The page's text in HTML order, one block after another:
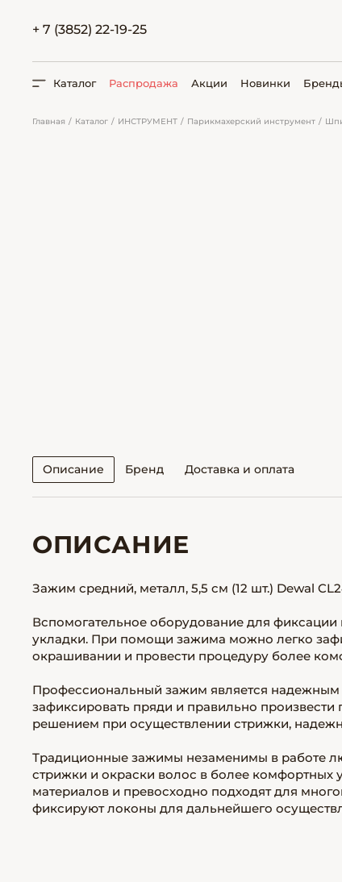
+ 7 (3852) 22-19-25
Каталог Распродажа Акции Новинки
Главная Каталог ИНСТРУМЕНТ Парикмахерский инструмент
Описание Бренд Доставка и оплата
ОПИСАНИЕ
Зажим средний, металл, 5,5 см (12 шт.) Dewal
Вспомогательное оборудование для
укладки. При помощи зажима можно легко
окрашивании и провести процедуру более
Профессиональный зажим является
зафиксировать пряди и правильно
решением при осуществлении стрижки,
Традиционные зажимы незаменимы в работе
стрижки и окраски волос в более
материалов и превосходно подходят для
фиксируют локоны для дальнейшего